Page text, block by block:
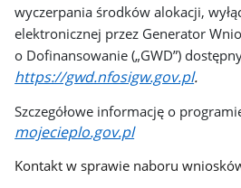
wyczerpania środków alokacji,
elektronicznej przez Generator
o Dofinansowanie („GWD”)
https://gwd.nfosigw.gov.pl.
Szczegółowe informację o
mojecieplo.gov.pl
Kontakt w sprawie naboru